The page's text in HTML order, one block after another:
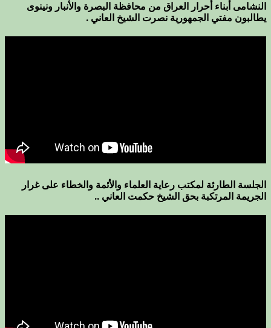
النشامى أبناء أحرار العراق من محافظة البصرة والأنبار ونينوى
يطالبون مفتي الجمهورية نصرت الشيخ العاني .
الجلسة الطارئة لمكتب رعاية العلماء والأئمة والخطاء على غرار
الجريمة المرتكبة بحق الشيخ حكمت العاني ..